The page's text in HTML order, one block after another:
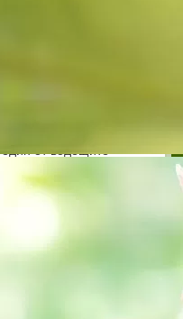
мъжка и дамска
развива бизнес,
един от водещите
мъжка и
,
rollmann